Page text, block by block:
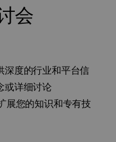
会
深度的行业和平台信
或详细讨论
展您的知识和专有技